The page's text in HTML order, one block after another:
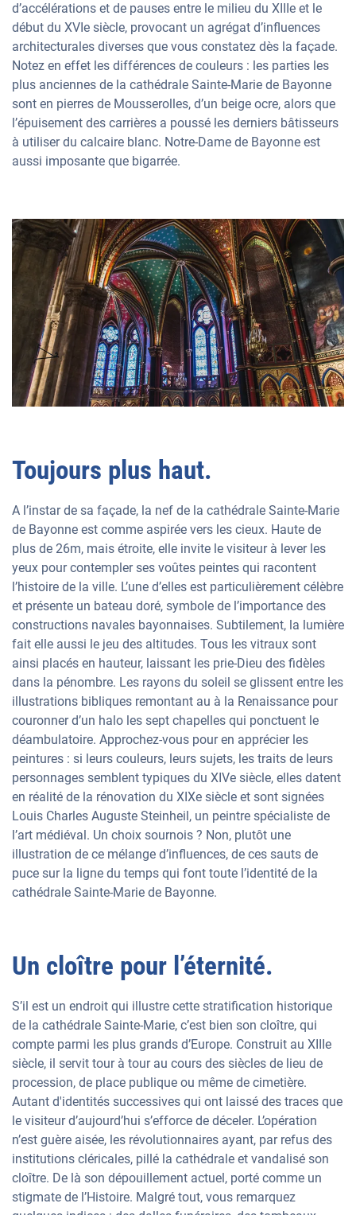
d’accélérations et de pauses entre le milieu du XIIIe et le
début du XVIe siècle, provocant un agrégat d’influences
architecturales diverses que vous constatez dès la façade.
Notez en effet les différences de couleurs : les parties les
plus anciennes de la cathédrale Sainte-Marie de Bayonne
sont en pierres de Mousserolles, d’un beige ocre, alors que
l’épuisement des carrières a poussé les derniers bâtisseurs
à utiliser du calcaire blanc. Notre-Dame de Bayonne est
aussi imposante que bigarrée.
Toujours plus haut.
A l’instar de sa façade, la nef de la cathédrale Sainte-Marie
de Bayonne est comme aspirée vers les cieux. Haute de
plus de 26m, mais étroite, elle invite le visiteur à lever les
yeux pour contempler ses voûtes peintes qui racontent
l’histoire de la ville. L’une d’elles est particulièrement célèbre
et présente un bateau doré, symbole de l’importance des
constructions navales bayonnaises. Subtilement, la lumière
fait elle aussi le jeu des altitudes. Tous les vitraux sont
ainsi placés en hauteur, laissant les prie-Dieu des fidèles
dans la pénombre. Les rayons du soleil se glissent entre les
illustrations bibliques remontant au à la Renaissance pour
couronner d’un halo les sept chapelles qui ponctuent le
déambulatoire. Approchez-vous pour en apprécier les
peintures : si leurs couleurs, leurs sujets, les traits de leurs
personnages semblent typiques du XIVe siècle, elles datent
en réalité de la rénovation du XIXe siècle et sont signées
Louis Charles Auguste Steinheil, un peintre spécialiste de
l’art médiéval. Un choix sournois ? Non, plutôt une
illustration de ce mélange d’influences, de ces sauts de
puce sur la ligne du temps qui font toute l’identité de la
cathédrale Sainte-Marie de Bayonne.
Un cloître pour l’éternité.
S’il est un endroit qui illustre cette stratification historique
de la cathédrale Sainte-Marie, c’est bien son cloître, qui
compte parmi les plus grands d’Europe. Construit au XIIIe
siècle, il servit tour à tour au cours des siècles de lieu de
procession, de place publique ou même de cimetière.
Autant d'identités successives qui ont laissé des traces que
le visiteur d’aujourd’hui s’efforce de déceler. L’opération
n’est guère aisée, les révolutionnaires ayant, par refus des
institutions cléricales, pillé la cathédrale et vandalisé son
cloître. De là son dépouillement actuel, porté comme un
stigmate de l’Histoire. Malgré tout, vous remarquez